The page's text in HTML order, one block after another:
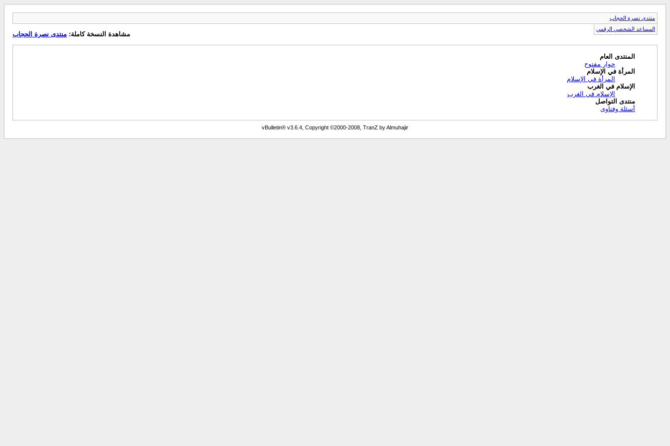
منتدى نصرة الحجاب
المساعد الشخصي الرقمي
مشاهدة النسخة كاملة: منتدى نصرة الحجاب
المنتدى العام
حوار مفتوح
المرأة في الإسلام
المرأة في الإسلام
الإسلام في الغرب
الإسلام في الغرب
منتدى التواصل
أسئلة وفتاوى
vBulletin® v3.6.4, Copyright ©2000-2008, TranZ by Almuhajir